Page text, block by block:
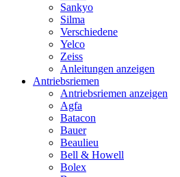
Sankyo
Silma
Verschiedene
Yelco
Zeiss
Anleitungen anzeigen
Antriebsriemen
Antriebsriemen anzeigen
Agfa
Batacon
Bauer
Beaulieu
Bell & Howell
Bolex